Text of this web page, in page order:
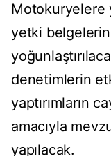
Motokuryelere
yetki
denetimlerin
yaptırımların
amacıyla
yapılacak.